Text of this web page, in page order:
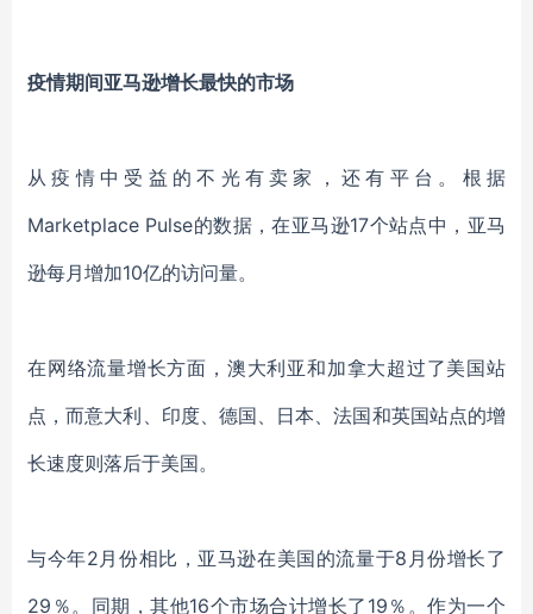
疫情期间亚马逊增长最快的市场
从疫情中受益的不光有卖家，还有平台。根据
Marketplace Pulse的数据，在亚马逊17个站点中，亚马
逊每月增加10亿的访问量。
在网络流量增长方面 ， 澳大利亚和加拿大超过了美国站
点，而意大利 印度、 德国 日本 、法国和英国站点的增
长速度则落后于美国。
与今年2月份相比，亚马逊在美国的流量于8月份增长了
29％。同期，其他16个市场合计增长了19％。作为一个